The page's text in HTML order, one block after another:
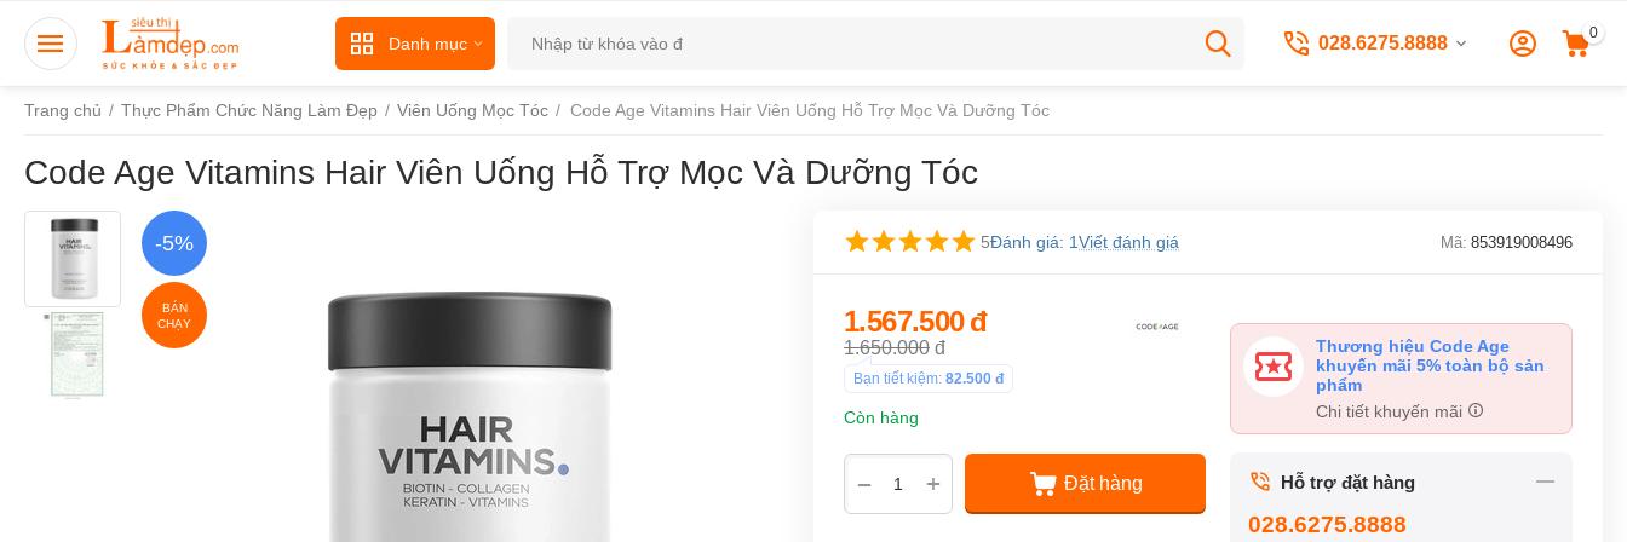
Danh mục 028.6275.8888 0
Trang chủ / Thực Phẩm Chức Năng Làm Đẹp / Viên Uống Mọc Tóc / Code Age Vitamins Hair Viên Uống Hỗ Trợ Mọc Và Dưỡng Tóc
Code Age Vitamins Hair Viên Uống Hỗ Trợ Mọc Và Dưỡng Tóc
-5%
BÁN
CHẠY
5Đánh giá: 1Viết đánh giá Mã: 853919008496
1.567.500đ
1.650.000 đ
Bạn tiết kiệm: 82.500 đ
Còn hàng
+
− Đặt hàng
Thương hiệu Code Age
khuyến mãi 5% toàn bộ sản
phẩm
Chi tiết khuyến mãi
Hỗ trợ đặt hàng
028.6275.8888